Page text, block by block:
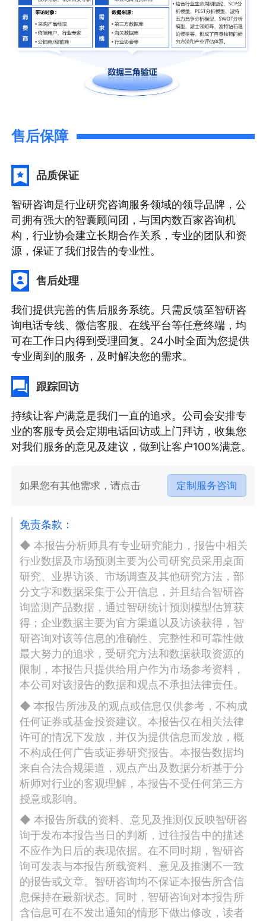
售后保障
品质保证
智研咨询是行业研究咨询服务领域的领导品牌，公
司拥有强大的智囊顾问团，与国内数百家咨询机
构，行业协会建立长期合作关系，专业的团队和资
源，保证了我们报告的专业性。
售后处理
我们提供完善的售后服务系统。只需反馈至智研咨
询电话专线、微信客服、在线平台等任意终端，均
可在工作日内得到受理回复。24小时全面为您提供
专业周到的服务，及时解决您的需求。
跟踪回访
持续让客户满意是我们一直的追求。公司会安排专
业的客服专员会定期电话回访或上门拜访，收集您
对我们服务的意见及建议，做到让客户100%满意。
如果您有其他需求，请点击 定制服务咨询
免责条款：
◆ 本报告分析师具有专业研究能力，报告中相关
行业数据及市场预测主要为公司研究员采用桌面
研究、业界访谈、市场调查及其他研究方法，部
分文字和数据采集于公开信息，并且结合智研咨
询监测产品数据，通过智研统计预测模型估算获
得；企业数据主要为官方渠道以及访谈获得，智
研咨询对该等信息的准确性、完整性和可靠性做
最大努力的追求，受研究方法和数据获取资源的
限制，本报告只提供给用户作为市场参考资料，
本公司对该报告的数据和观点不承担法律责任。
◆ 本报告所涉及的观点或信息仅供参考，不构成
任何证券或基金投资建议。本报告仅在相关法律
许可的情况下发放，并仅为提供信息而发放，概
不构成任何广告或证券研究报告。本报告数据均
来自合法合规渠道，观点产出及数据分析基于分
析师对行业的客观理解，本报告不受任何第三方
授意或影响。
◆ 本报告所载的资料、意见及推测仅反映智研咨
询于发布本报告当日的判断，过往报告中的描述
不应作为日后的表现依据。在不同时期，智研咨
询可发表与本报告所载资料、意见及推测不一致
的报告或文章。智研咨询均不保证本报告所含信
息保持在最新状态。同时，智研咨询对本报告所
含信息可在不发出通知的情形下做出修改，读者